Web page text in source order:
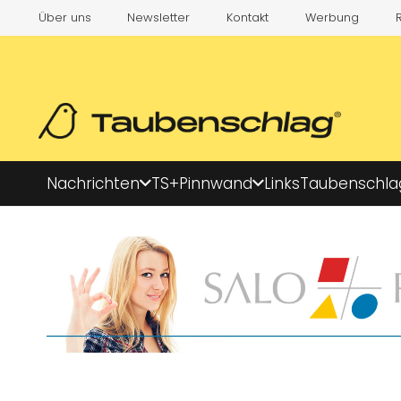
Über uns Newsletter Kontakt Werbung
Nachrichten TS+Pinnwand Links